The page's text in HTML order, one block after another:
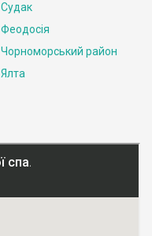
Судак
Феодосія
Чорноморський район
Ялта